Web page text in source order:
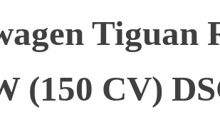
(150 CV)